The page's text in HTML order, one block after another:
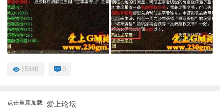
15340 0
点击重新加载 爱上论坛